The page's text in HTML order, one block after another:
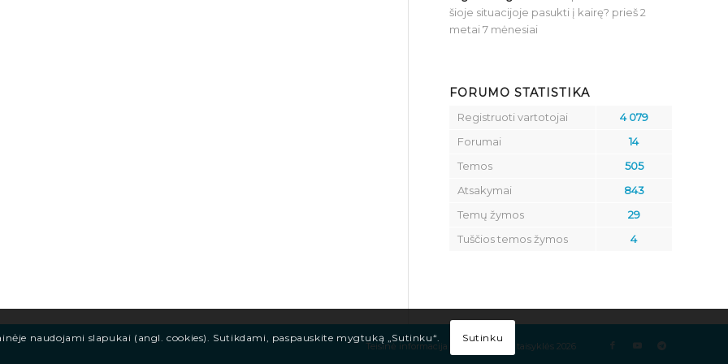
šioje situacijoje pasukti į kairę? prieš 2
metai 7 mėnesiai
FORUMO STATISTIKA
Registruoti vartotojai
4 079
Forumai
14
Temos
505
Atsakymai
843
Temų žymos
29
Tuščios temos žymos
4
Teisinė informacija Kelių eismo taisyklės 2026
naudojami slapukai (angl. cookies). Sutikdami, paspauskite mygtuką „Sutinku“. Sutinku